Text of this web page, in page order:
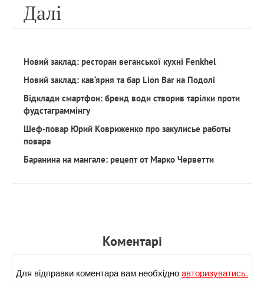
Далi
Новий заклад: ресторан веганської кухні Fenkhel
Новий заклад: кав‘ярня та бар Lion Bar на Подолі
Відклади смартфон: бренд води створив тарілки проти
фудстаграммінгу
Шеф-повар Юрий Ковриженко про закулисье работы
повара
Баранина на мангале: рецепт от Марко Черветти
Коментарi
Для вiдправки коментара вам необхiдноавторизуватись.